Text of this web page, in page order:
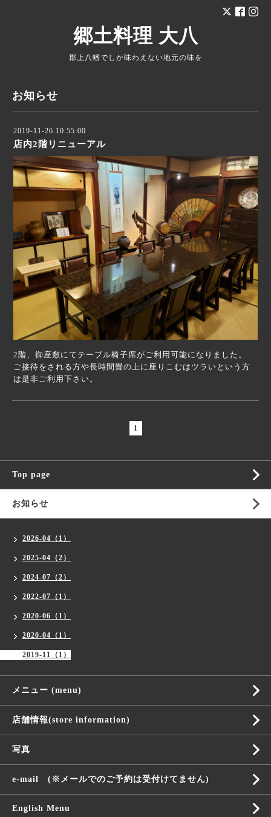
郷土料理 大八
郡上八幡でしか味わえない地元の味を
お知らせ
2019-11-26 10:55:00
店内2階リニューアル
2階、御座敷にてテーブル椅子席がご利用可能になりました。
ご接待をされる方や長時間畳の上に座りこむはツラいという方
は是非ご利用下さい。
1
Top page
お知らせ
2026-04（1）
2025-04（2）
2024-07（2）
2022-07（1）
2020-06（1）
2020-04（1）
2019-11（1）
メニュー (menu)
店舗情報(store information)
写真
e-mail (※メールでのご予約は受付けてません)
English Menu